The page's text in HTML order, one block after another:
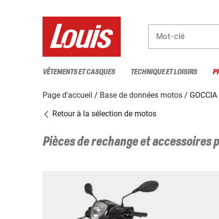
Mot-clé
VÊTEMENTS ET CASQUES TECHNIQUE ET LOISIRS
Page d'accueil Base de données motos
Retour à la sélection de motos
Pièces de rechange et accessoires